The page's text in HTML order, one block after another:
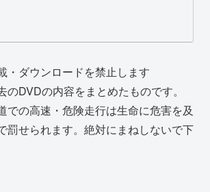
・ダウンロードを禁止します
のDVDの内容をまとめたものです。
での高速・危険走行は生命に危害を及
罰せられます。絶対にまねしないで下